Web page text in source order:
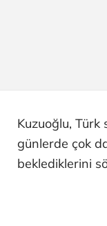
Kuzuoğlu, Türk
günlerde çok
beklediklerini